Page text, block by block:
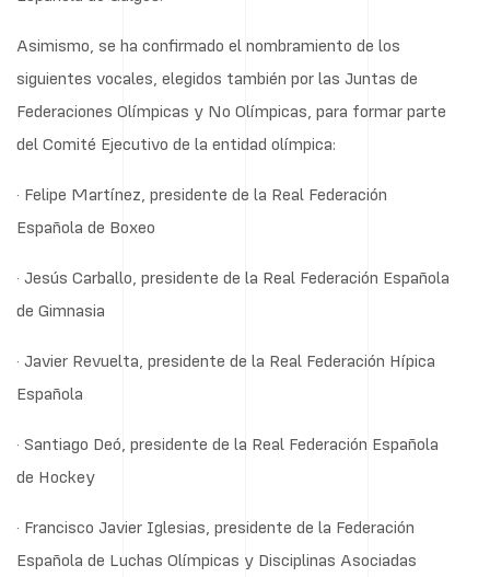
Asimismo, se ha confirmado el nombramiento de los
siguientes vocales, elegidos también por las Juntas de
Federaciones Olímpicas y No Olímpicas, para formar parte
del Comité Ejecutivo de la entidad olímpica:
· Felipe Martínez, presidente de la Real Federación
Española de Boxeo
· Jesús Carballo, presidente de la Real Federación Española
de Gimnasia
· Javier Revuelta, presidente de la Real Federación Hípica
Española
· Santiago Deó, presidente de la Real Federación Española
de Hockey
· Francisco Javier Iglesias, presidente de la Federación
Española de Luchas Olímpicas y Disciplinas Asociadas